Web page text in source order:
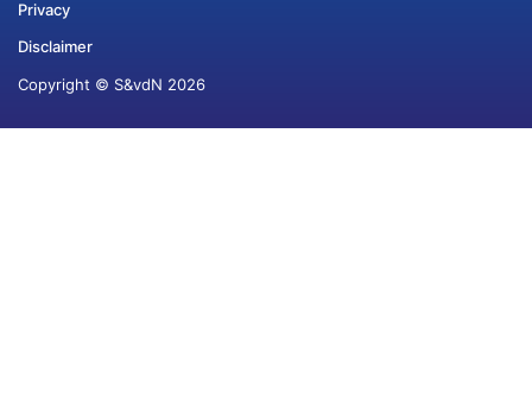
Privacy
Disclaimer
Copyright © S&vdN 2026